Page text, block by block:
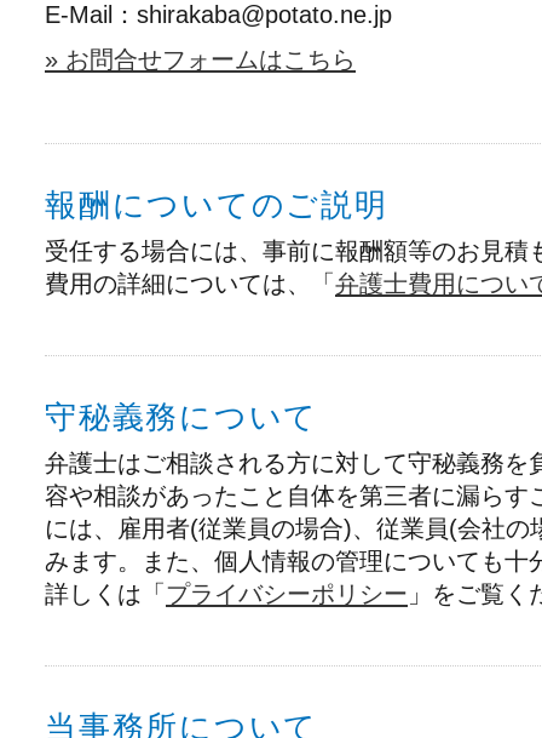
E-Mail：shirakaba@potato.ne.jp
» お問合せフォームはこちら
報酬についてのご説明
受任する場合には、事前に報酬額等のお見積
費用の詳細については、「 弁護士費用につい
守秘義務について
弁護士はご相談される方に対して守秘義務を
容や相談があったこと自体を第三者に漏らす
には、雇用者(従業員の場合)、従業員(会社の
みます。また、個人情報の管理についても十
詳しくは「 プライバシーポリシー 」をご覧く
当事務所について